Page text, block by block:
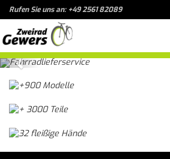
Rufen Sie uns an: +49 2561 82089
Previous